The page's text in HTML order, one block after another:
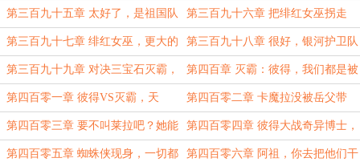
白，会发生不幸！
第三百九十五章 太好了，是祖国队
长，我们有救了！
第三百九十六章 把绯红女巫拐走
第三百九十七章 绯红女巫，更大的
对农场的野心
第三百九十八章 很好，银河护卫队
有了一个新爸爸
第三百九十九章 对决三宝石灭霸，
目标是卡魔拉
第四百章 灭霸：彼得，我们都是被
爱所累之人
第四百零一章 彼得VS灭霸，天
命！
第四百零二章 卡魔拉没被岳父带
走，被爸爸拐走了
第四百零三章 要不叫莱拉吧？她能
打灭霸
第四百零四章 彼得大战奇异博士，
谁是反派？
第四百零五章 蜘蛛侠现身，一切都 第四百零六章 阿祖，你去把他们干